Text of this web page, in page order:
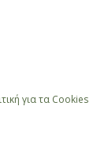
για τα Cookies